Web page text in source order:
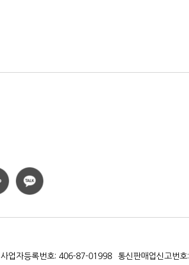
사업자등록번호: 406-87-01998 통신판매업신고번